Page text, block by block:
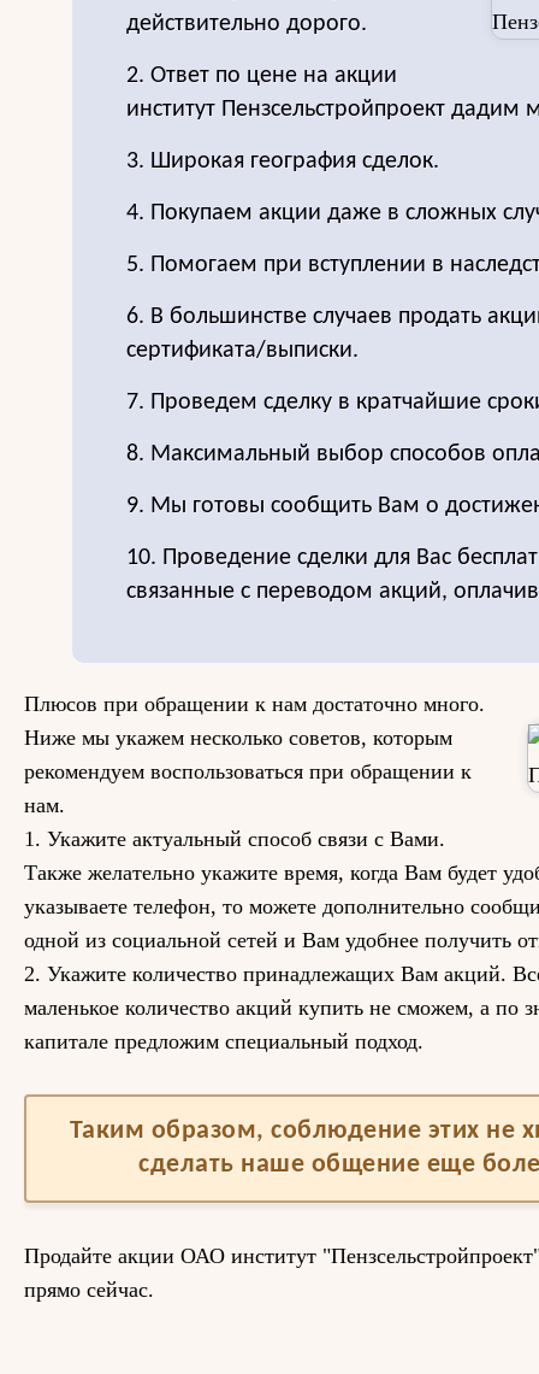
действительно дорого.
2. Ответ по цене на акции
институт Пензсельстройпроект дадим
3. Широкая география сделок.
4. Покупаем акции даже в сложных
5. Помогаем при вступлении в
6. В большинстве случаев продать
сертификата/выписки.
7. Проведем сделку в кратчайшие
8. Максимальный выбор способов
9. Мы готовы сообщить Вам о
10. Проведение сделки для Вас
связанные с переводом акций,
Плюсов при обращении к нам достаточно много.
Ниже мы укажем несколько советов, которым
рекомендуем воспользоваться при обращении к
нам.
1. Укажите актуальный способ связи с Вами.
Также желательно укажите время, когда Вам будет
указываете телефон, то можете дополнительно
одной из социальной сетей и Вам удобнее получить
2. Укажите количество принадлежащих Вам акций.
маленькое количество акций купить не сможем, а по
капитале предложим специальный подход.
Таким образом, соблюдение этих не
сделать наше общение еще
Продайте акции ОАО институт
прямо сейчас.